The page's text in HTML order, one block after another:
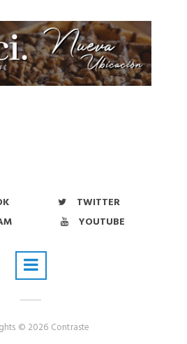
TWITTER
YOUTUBE
© 2026 Contraste